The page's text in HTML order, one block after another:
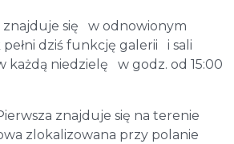
znajduje się w odnowionym
dziś funkcję galerii i sali
niedzielę w godz. od 15:00
znajduje się na terenie
zlokalizowana przy polanie